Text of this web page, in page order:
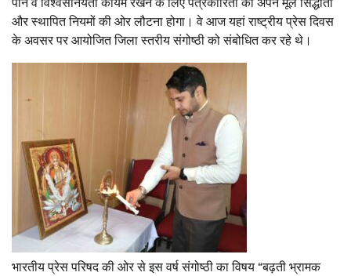
पाने व विश्वसनियता कायम रखने के लिए पत्रकारिता को अपने मूल सिद्धांतों
और स्थापित नियमों की ओर लौटना होगा। वे आज यहां राष्ट्रीय प्रेस दिवस
के अवसर पर आयोजित जिला स्तरीय संगोष्ठी को संबोधित कर रहे थे।
भारतीय प्रेस परिषद की ओर से इस वर्ष संगोष्ठी का विषय “बढ़ती भ्रामक